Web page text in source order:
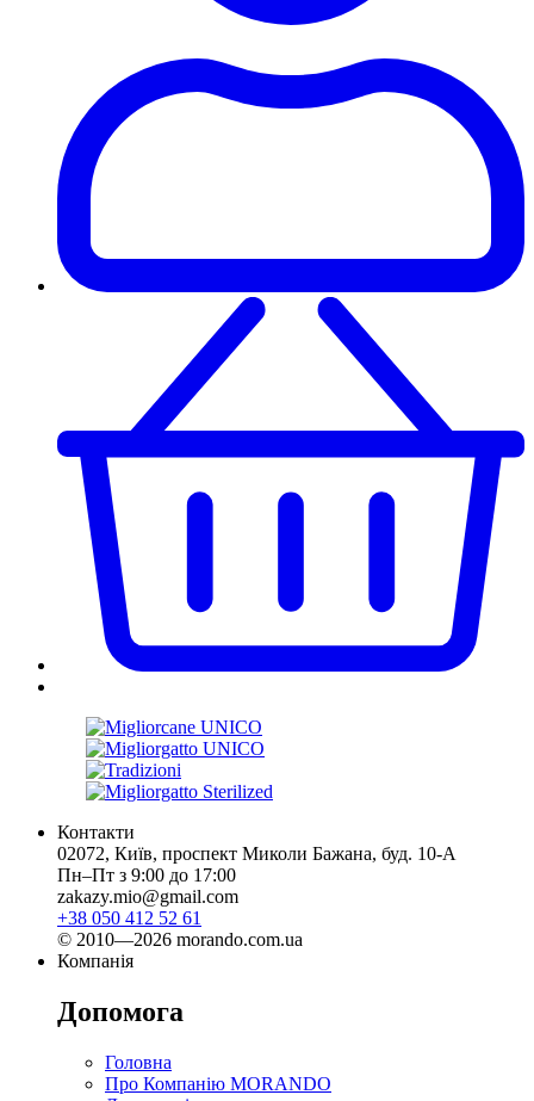
Контакти
02072, Київ, проспект Миколи Бажана, буд. 10-А
Пн–Пт з 9:00 до 17:00
zakazy.mio@gmail.com
+38 050 412 52 61
© 2010—2026 morando.com.ua
Компанія
Допомога
Головна
Про Компанію MORANDO